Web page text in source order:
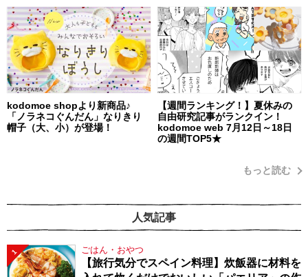
kodomoe shopより新商品♪
「ノラネコぐんだん」なりきり
帽子（大、小）が登場！
【週間ランキング！】夏休みの
自由研究記事がランクイン！
kodomoe web 7月12日～18日
の週間TOP5★
もっと読む
人気記事
1 ごはん・おやつ
【旅行気分でスペイン料理】炊飯器に材料を